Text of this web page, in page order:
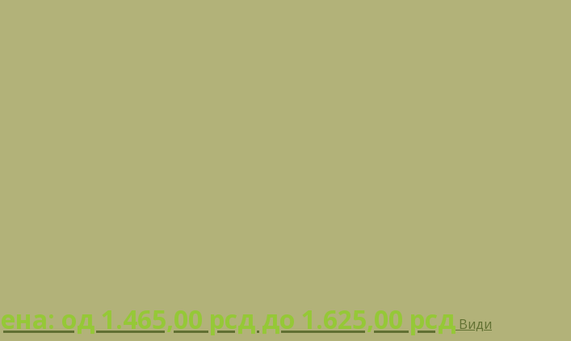
од 1.465,00 рсд до 1.625,00 рсд Види